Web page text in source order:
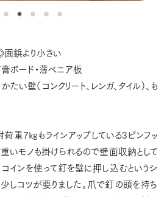
鋲より小さい
ボード・薄べニア板
い壁（コンクリート、レンガ、タイル）、も
重7㎏もラインアップしている3ピンフッ
重いモノも掛けられるので壁面収納として
コインを使って釘を壁に押し込むというシ
しコツが要りました。爪で釘の頭を持ち